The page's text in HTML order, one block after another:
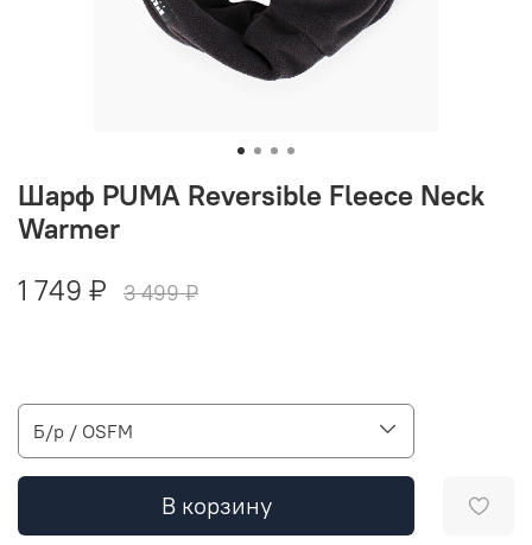
Шарф PUMA Reversible Fleece Neck
Warmer
1 749 ₽
3 499 ₽
Б/р / OSFM
В корзину